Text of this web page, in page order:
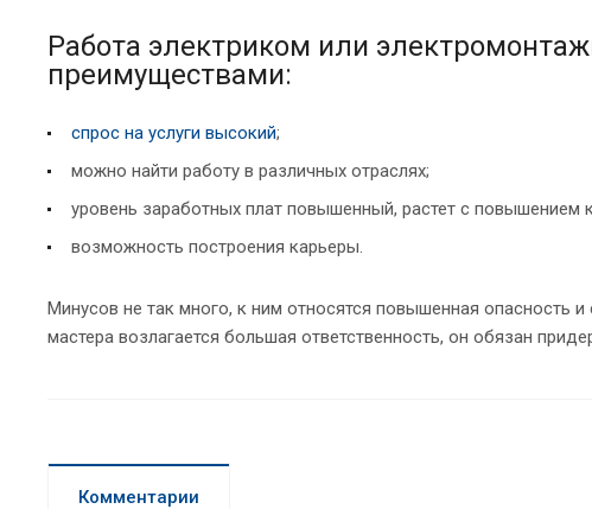
Работа электриком или
преимуществами:
спрос на услуги высокий;
можно найти работу в различных отраслях;
уровень заработных плат повышенный, растет с повышением
возможность построения карьеры.
Минусов не так много, к ним относятся повышенная опасность
мастера возлагается большая ответственность, он обязан
Комментарии